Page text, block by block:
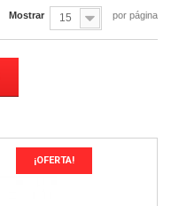
Mostrar 15 por página
¡OFERTA!